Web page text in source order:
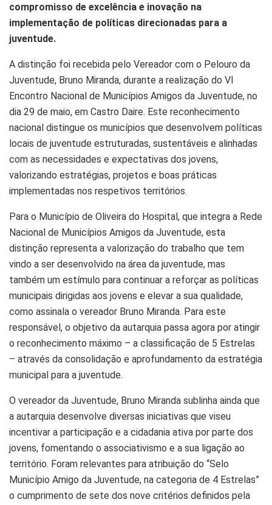
compromisso de excelência e inovação na
implementação de políticas direcionadas para a
juventude.
A distinção foi recebida pelo Vereador com o Pelouro da
Juventude, Bruno Miranda, durante a realização do VI
Encontro Nacional de Municípios Amigos da Juventude, no
dia 29 de maio, em Castro Daire. Este reconhecimento
nacional distingue os municípios que desenvolvem políticas
locais de juventude estruturadas, sustentáveis e alinhadas
com as necessidades e expectativas dos jovens,
valorizando estratégias, projetos e boas práticas
implementadas nos respetivos territórios.
Para o Município de Oliveira do Hospital, que integra a Rede
Nacional de Municípios Amigos da Juventude, esta
distinção representa a valorização do trabalho que tem
vindo a ser desenvolvido na área da juventude, mas
também um estímulo para continuar a reforçar as políticas
municipais dirigidas aos jovens e elevar a sua qualidade,
como assinala o vereador Bruno Miranda. Para este
responsável, o objetivo da autarquia passa agora por atingir
o reconhecimento máximo – a classificação de 5 Estrelas
– através da consolidação e aprofundamento da estratégia
municipal para a juventude.
O vereador da Juventude, Bruno Miranda sublinha ainda que
a autarquia desenvolve diversas iniciativas que viseu
incentivar a participação e a cidadania ativa por parte dos
jovens, fomentando o associativismo e a sua ligação ao
território. Foram relevantes para atribuição do “Selo
Município Amigo da Juventude, na categoria de 4 Estrelas”
o cumprimento de sete dos nove critérios definidos pela